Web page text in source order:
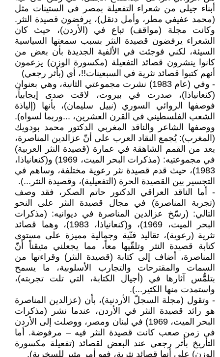
أبناء جيلي من شعراء التفعيلة بمصر في الستينات مثل
(محمد عفيفي مطر، وأمل دنقل)، يرفضون قصيدة النثر.
وكانت مجلة (مواقف) تباع في (الأردن)، حيث كان
الشعراء يرفضون قصيدة النثر بسبب سمعتها السياسية
السيئة، لكني فوجئت في الألفية الجديدة بأن بعض من
كانوا ينشرون قصائد التفعيلة (مكسورة الوزن) يزعمون
أنهم كتبوا قصائد نثرية في السبعينات!!، أي (بأثر رجعي)
- وفي (عام 1983) نشرت مجموعتي الثانية، وهي بعنوان
(كنعانياذا)، صدرت في بيروت، لاقت صدى إيجابياً،
فوصفها الروائي السوري (نبيل سليمان)، بأنها (إلياذة
الشعب الفلسطيني في القرن العشرين، ...وربما لسواه).
ووصفها الشاعر والناقد المغربي الدكتور محمد بودويك
(المغرب): يُجمع النقاد العرب على أنّ عزالدين المناصرة،
يعد من القمم الشاهقة في عمارة (قصيدة النثر العربية)
في مجموعتيه: (مذكرات البحر الميت، 1969) و(كنعانياذا،
1983)، حيث قدم قصيدة نثر رعوية مختلفة، وساهم في
التجسير بين القصيدة الحرة (التفعيلية)، وقصيدة النثر...).
- أما الناقد العراقي الدكتور حاتم الصكر، فقد وصف
(تجربة المناصرة) في مجال قصيدة النثر على النحو
التالي: (رسّخ عزالدين المناصرة في ديوانيه: (مذكرات
البحر الميت، 1969)، و(كنعانياذا، 1983)، وهما قصائد
نثرية (رعوية)، تقاليد فنّية وجمالية مميزة على مستوى
كتابة قصيدة النثر وتلقّيها معاً، مما يجعلني متيقناً أنّ
المناصرة، أضاف إلى كتابة (قصيدة النثر) وقراءتها من
السمات والمقترحات والتجارب الأسلوبية، ما يسمح
بتلمُّس آثارها في (أجيال الكتابة، التي تلت تجربته)،
واستمدت منها الكثير...).
- وتقول (مجلة السجلّ الأردنية)، بأن (عزالدين المناصرة
هو رائد قصيدة النثر في الأردن، عندما نشر (مذكرات
البحر الميت، 1969) في لبنان ومصر، ووصلت إلى الأردن
في زمن صعب كانت قصيدة النثر فيه – مرفوضة. أما
التأريخ بأثر رجعي عند البعض لقصائد (تفعيلة مكسورة
الوزن) على أنها قصائد نثرية، فهو أمر مثير للسخرية).